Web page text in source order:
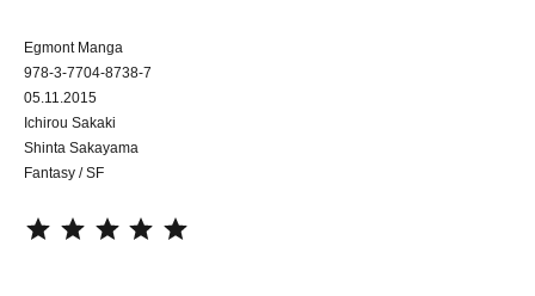
Egmont Manga
978-3-7704-8738-7
05.11.2015
Ichirou Sakaki
Shinta Sakayama
Fantasy / SF